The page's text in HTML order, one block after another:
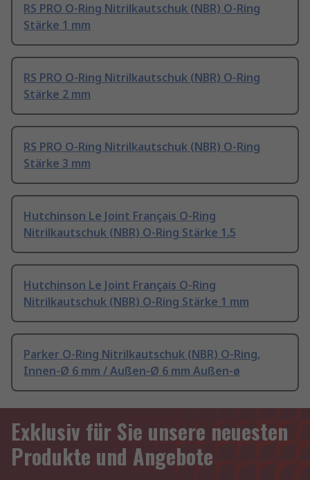
RS PRO O-Ring Nitrilkautschuk (NBR) O-Ring
Stärke 1 mm
RS PRO O-Ring Nitrilkautschuk (NBR) O-Ring
Stärke 2 mm
RS PRO O-Ring Nitrilkautschuk (NBR) O-Ring
Stärke 3 mm
Hutchinson Le Joint Français O-Ring
Nitrilkautschuk (NBR) O-Ring Stärke 1.5
Hutchinson Le Joint Français O-Ring
Nitrilkautschuk (NBR) O-Ring Stärke 1 mm
Parker O-Ring Nitrilkautschuk (NBR) O-Ring,
Innen-Ø 6 mm / Außen-Ø 6 mm Außen-ø
Exklusiv für Sie unsere neuesten
Produkte und Angebote